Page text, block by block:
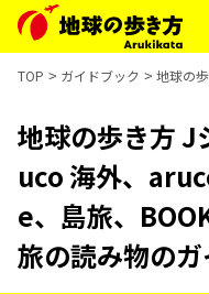
TOP ガイドブック 地球の
地球の歩き方 J
uco 海外、
e、島旅、
旅の読み物の